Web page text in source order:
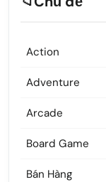
Action
Adventure
Arcade
Board Game
Bán Hàng